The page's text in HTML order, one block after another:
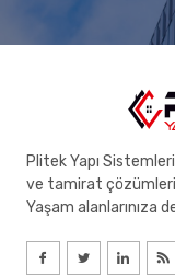
Plitek Yapı
ve tamirat
Yaşam alanlarınıza